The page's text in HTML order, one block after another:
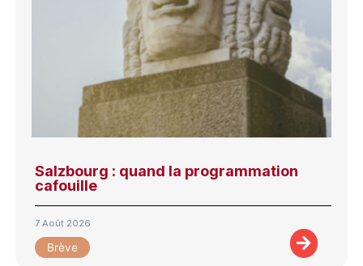
Salzbourg : quand la programmation
cafouille
7 Août 2026
Brève